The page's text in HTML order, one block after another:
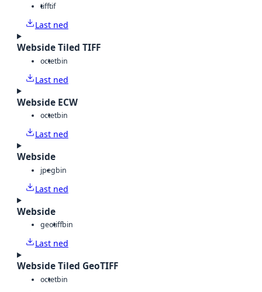
tifftif
Last ned
Webside Tiled TIFF
octetbin
Last ned
Webside ECW
octetbin
Last ned
Webside
jpegbin
Last ned
Webside
geotiffbin
Last ned
Webside Tiled GeoTIFF
octetbin